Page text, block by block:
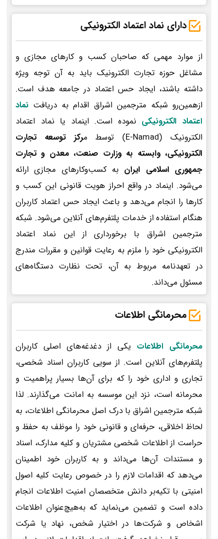
دارای نماد اعتماد الکترونیکی
از موارد مهمی که صاحبان کسب و کارهای مجازی و
مشاغل حوزه تجارت الکترونیک باید به آن توجه ویژه
داشته باشند، ایجاد حس اعتماد در جامعه هدف است.
ازهمین‌رو شبکه مترجمین اشراق اقدام به دریافت نماد
اعتماد الکترونیکی نموده است. اینماد یا نماد اعتماد
الکترونیک (E-Namad) توسط م
رکز توسعه تجارت
الکترونیکی، وابسته به وزارت صنعت، معدن و تجارت
جمهوری اسلامی ایران به کسب‌وکارهای مجازی ارائه
می‌شود. اینماد در واقع احراز هویت قانونی این کسب و
کارها را انجام می‌دهد و باعث ایجاد حس اعتماد کاربران
هنگام استفاده از خدمات پلتفرم‌های آنلاین می‌شود. شبکه
مترجمین اشراق با برخورداری از این نماد اعتماد
الکترونیکی خود را ملزم به رعایت قوانین و مقررات مندرج
در تعهدنامه مربوط به آن، تحت نظارت دستگاه‌های
مسئول می‌داند.
محرمانگی اطلاعات
محرمانگی اطلاعات یکی از دغدغه‌های اصلی کاربران
پلتفرم‌های آنلاین است. از سویی کاربران اسناد شخصی،
تجاری و اداری خود را که برای آن‌ها بسیار پراهمیت و
محرمانه است، نزد این موسسه به امانت می‌گذارند. لذا
شبکه مترجمین اشراق با درک اصل محرمانگی اطلاعات، به
لحاظ اخلاقی، حرفه‌ای و قانونی خود را موظف به حفظ و
حراست از اطلاعات شخصی مشتریان و کلیه مدارک، اسناد
و مستندات آن‌ها می‌داند و به کاربران خود اطمینان
می‌دهد که اقدامات لازم را در خصوص رعایت کلیه اصول
امنیتی با تکیه‌بر دانش متخصصان امنیت اطلاعات انجام
داده است و تضمین می‌نماید که به‌هیچ‌عنوان اطلاعات
اشخاص و شرکت‌ها در اختیار شخص، نهاد یا شرکت